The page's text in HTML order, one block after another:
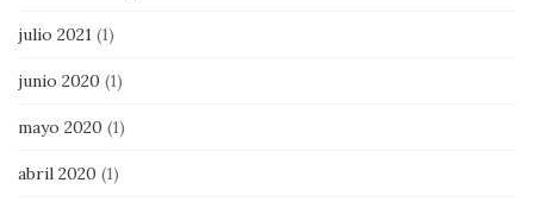
julio 2021 (1)
junio 2020 (1)
mayo 2020 (1)
abril 2020 (1)